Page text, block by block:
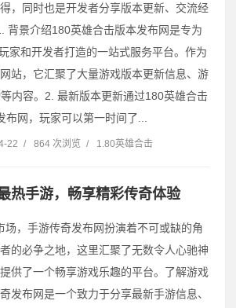
，同时也是开发者分享版本更新、交流经
背景介绍180英雄合击版本发布网是专为
家和开发者打造的一站式服务平台。作为
站，它汇聚了大量游戏版本更新信息、游
内容。2. 最新版本更新通过180英雄合击
布网，玩家可以第一时间了...
22 / 864 次浏览 / 1.80英雄合击
热手游，畅享精彩传奇体验
场，手游传奇发布网扮演着不可或缺的角
的必争之地，这里汇聚了无数令人心驰神
供了一个畅享游戏乐趣的平台。了解游戏
发布网是一个致力于分享最新手游信息、